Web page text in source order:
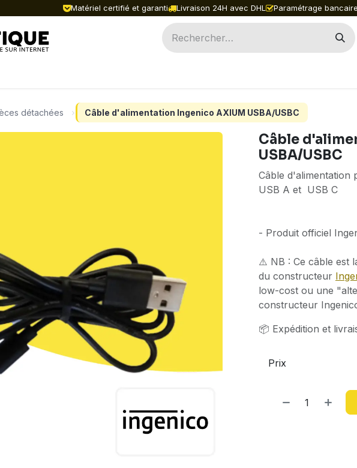
Matériel certifié et garanti Livraison 24H avec DHL Paramétrage
détachées Câble d'alimentation Ingenico AXIUM USBA/USBC
Câble
USBA/USBC
Câble d'alimentation
USB A et USB C
- Produit officiel
⚠️ NB : Ce câble est
du constructeur
low-cost ou une
constructeur
📦 Expédition et
Prix